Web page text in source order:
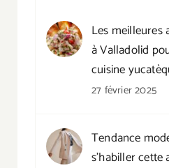
Les meilleures
à Valladolid
cuisine
27 février 2025
Tendance
s’habiller cette